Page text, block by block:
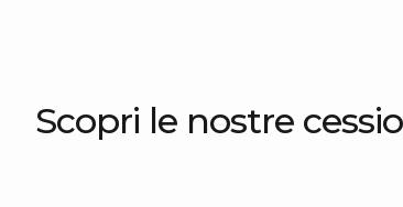
Scopri le nostre